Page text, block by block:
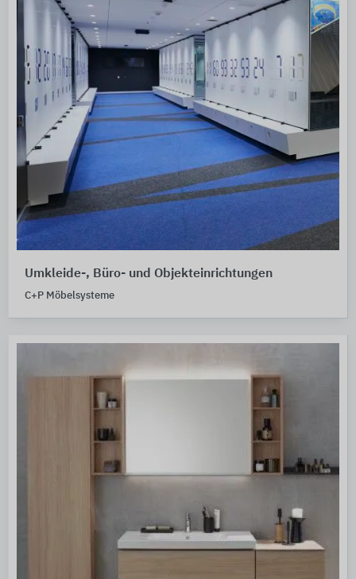
Umkleide-, Büro- und Objekteinrichtungen
C+P Möbelsysteme